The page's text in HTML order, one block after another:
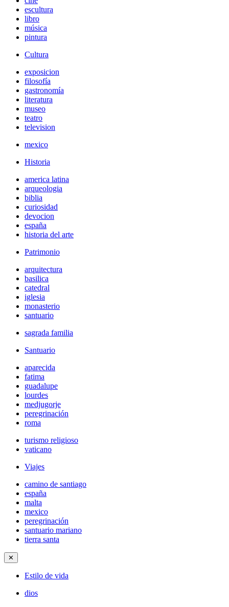
escultura
libro
música
pintura
Cultura
exposicion
filosofía
gastronomía
literatura
museo
teatro
television
mexico
Historia
america latina
arqueologia
biblia
curiosidad
devocion
españa
historia del arte
Patrimonio
arquitectura
basilica
catedral
iglesia
monasterio
santuario
sagrada familia
Santuario
aparecida
fatima
guadalupe
lourdes
medjugorje
peregrinación
roma
turismo religioso
vaticano
Viajes
camino de santiago
españa
malta
mexico
peregrinación
santuario mariano
tierra santa
✕
Estilo de vida
dios